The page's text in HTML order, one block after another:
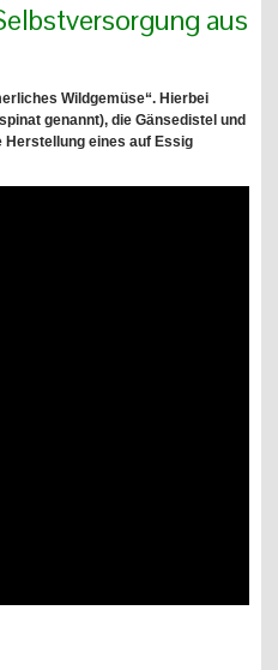
aus
Wildgemüse“. Hierbei
genannt), die Gänsedistel und
Herstellung eines auf Essig